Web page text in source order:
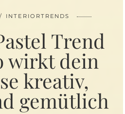
INTERIORTRENDS
Trend
wirkt dein
kreativ,
gemütlich